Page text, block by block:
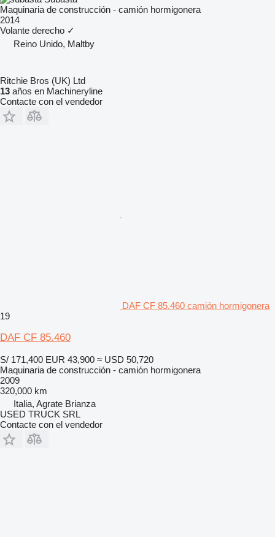
Maquinaria de construcción - camión hormigonera
2014
Volante derecho ✓
Reino Unido, Maltby
Ritchie Bros (UK) Ltd
13 años en Machineryline
Contacte con el vendedor
DAF CF 85.460 camión hormigonera
19
DAF CF 85.460
S/ 171,400 EUR 43,900 ≈ USD 50,720
Maquinaria de construcción - camión hormigonera
2009
320,000 km
Italia, Agrate Brianza
USED TRUCK SRL
Contacte con el vendedor